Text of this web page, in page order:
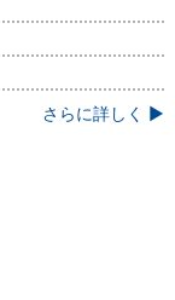
さらに詳しく ▶